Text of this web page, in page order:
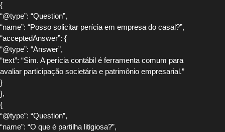
{
“@type”: “Question”,
“name”: “Posso solicitar perícia em empresa do casal?”,
“acceptedAnswer”: {
“@type”: “Answer”,
“text”: “Sim. A perícia contábil é ferramenta comum para
avaliar participação societária e patrimônio empresarial.”
}
},
{
“@type”: “Question”,
“name”: “O que é partilha litigiosa?”,